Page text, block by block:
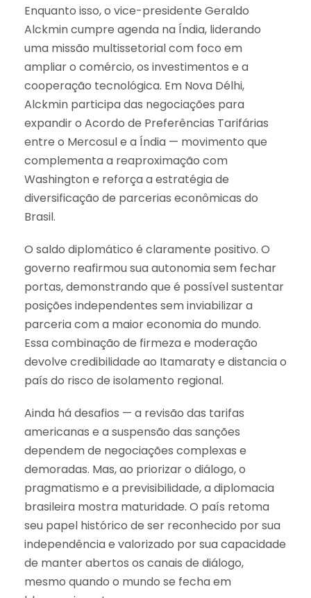
Enquanto isso, o vice-presidente Geraldo
Alckmin cumpre agenda na Índia, liderando
uma missão multissetorial com foco em
ampliar o comércio, os investimentos e a
cooperação tecnológica. Em Nova Délhi,
Alckmin participa das negociações para
expandir o Acordo de Preferências Tarifárias
entre o Mercosul e a Índia — movimento que
complementa a reaproximação com
Washington e reforça a estratégia de
diversificação de parcerias econômicas do
Brasil.
O saldo diplomático é claramente positivo. O
governo reafirmou sua autonomia sem fechar
portas, demonstrando que é possível sustentar
posições independentes sem inviabilizar a
parceria com a maior economia do mundo.
Essa combinação de firmeza e moderação
devolve credibilidade ao Itamaraty e distancia o
país do risco de isolamento regional.
Ainda há desafios — a revisão das tarifas
americanas e a suspensão das sanções
dependem de negociações complexas e
demoradas. Mas, ao priorizar o diálogo, o
pragmatismo e a previsibilidade, a diplomacia
brasileira mostra maturidade. O país retoma
seu papel histórico de ser reconhecido por sua
independência e valorizado por sua capacidade
de manter abertos os canais de diálogo,
mesmo quando o mundo se fecha em